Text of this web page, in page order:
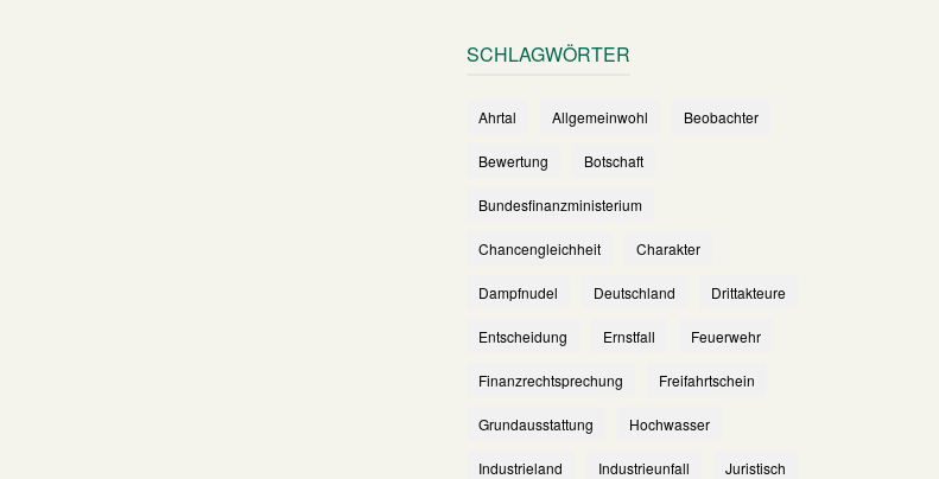
SCHLAGWÖRTER
Ahrtal Allgemeinwohl Beobachter
Bewertung Botschaft
Bundesfinanzministerium
Chancengleichheit Charakter
Dampfnudel Deutschland Drittakteure
Entscheidung Ernstfall Feuerwehr
Finanzrechtsprechung Freifahrtschein
Grundausstattung Hochwasser
Industrieland Industrieunfall Juristisch